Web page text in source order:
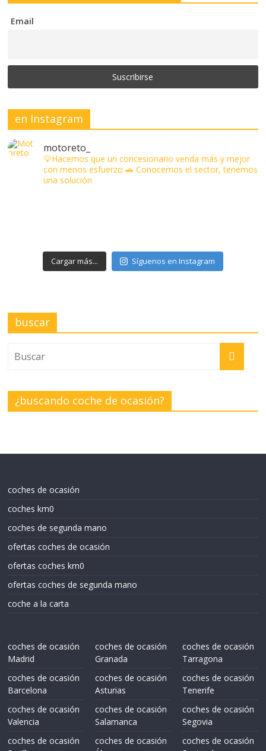
Email
en Instagram
motoreto_
💡Hacemos que un concesionario venda más y mejor
con menos esfuerzo 🚗 Conocemos el sector, tenemos
una solución
Cargar más... Síguenos en Instagram
buscar
¿buscando coche de ocasión?
coches de ocasión
coches km0
coches de segunda mano
ofertas coches de ocasión
ofertas coches km0
ofertas coches de segunda mano
coche a la carta
coches de ocasión
Madrid
coches de ocasión
Barcelona
coches de ocasión
Valencia
coches de ocasión
coches de ocasión
Granada
coches de ocasión
Asturias
coches de ocasión
Salamanca
coches de ocasión
coches de ocasión
Tarragona
coches de ocasión
Tenerife
coches de ocasión
Segovia
coches de ocasión